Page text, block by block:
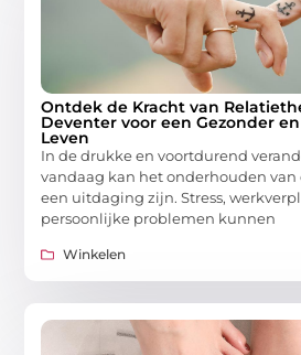
Ontdek de Kracht van
Deventer voor een Gezonder
Leven
In de drukke en voortdurend
vandaag kan het onderhouden
een uitdaging zijn. Stress,
persoonlijke problemen kunnen
Winkelen